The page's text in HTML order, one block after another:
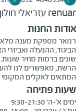
renuar עזריאלי חולון
אודות החנות
רנואר מספקת מענה מלא
הביגוד, ההנעלה
שונים ברמות מחיר
הרשת, מאפשרים לנו
המתאים לאקלים
שעות פתיחה